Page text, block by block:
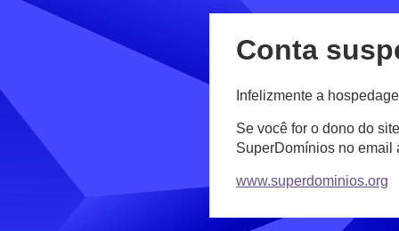
Conta
Infelizmente a
Se você for o dono do
SuperDomínios no email
www.superdominios.org